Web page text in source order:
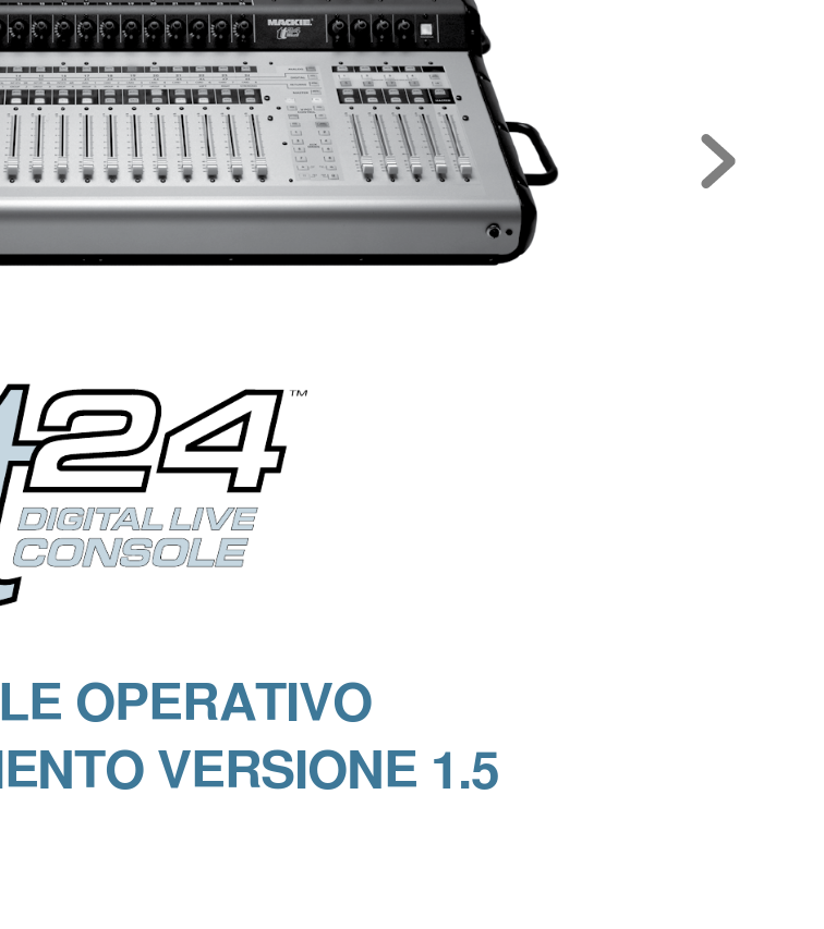
OPERATIVO
VERSIONE 1.5